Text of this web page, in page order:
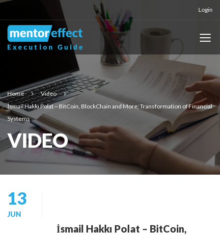
Login
Home
Video
İsmail Hakkı Polat – BitCoin, BlockChain and More; Transformation of Financial
Systems
VIDEO
13
JUN
İsmail Hakkı Polat – BitCoin,